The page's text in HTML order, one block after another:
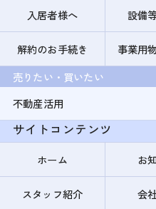
入居者様へ
設備
解約のお手続き
事業用
売りたい・買いたい
不動産活用
サイトコンテンツ
ホーム お
スタッフ紹介 会